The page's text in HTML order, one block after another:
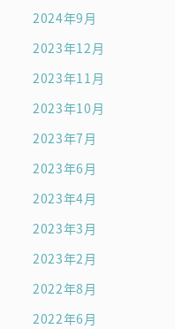
2024年9月
2023年12月
2023年11月
2023年10月
2023年7月
2023年6月
2023年4月
2023年3月
2023年2月
2022年8月
2022年6月